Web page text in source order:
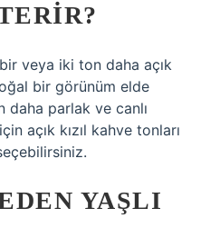
veya iki ton daha açık
bir görünüm elde
daha parlak ve canlı
açık kızıl kahve tonları
YAŞLI